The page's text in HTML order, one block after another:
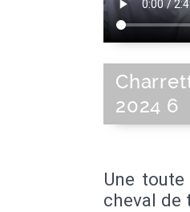
2024 6
Une
cheval de